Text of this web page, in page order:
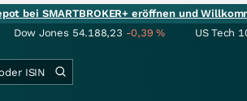
bei SMARTBROKER+ eröffnen und
Dow Jones 54.188,23 -0,39% US Tech